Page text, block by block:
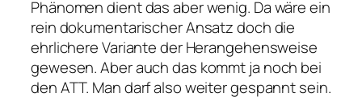
Phänomen dient das aber wenig. Da wäre ein
rein dokumentarischer Ansatz doch die
ehrlichere Variante der Herangehensweise
gewesen. Aber auch das kommt ja noch bei
den ATT. Man darf also weiter gespannt sein.